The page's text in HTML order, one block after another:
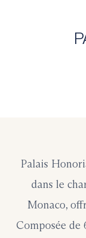
Palais
dans le
Monaco,
Composée de